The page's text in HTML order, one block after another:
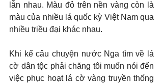
lẫn nhau. Màu đỏ trên nền vàng còn là
màu của nhiều lá quốc kỳ Việt Nam qua
nhiều triều đại khác nhau.
Khi kể câu chuyện nước Nga tìm về lá
cờ dân tộc phải chăng tôi muốn nói đến
việc phục hoạt lá cờ vàng truyền thống